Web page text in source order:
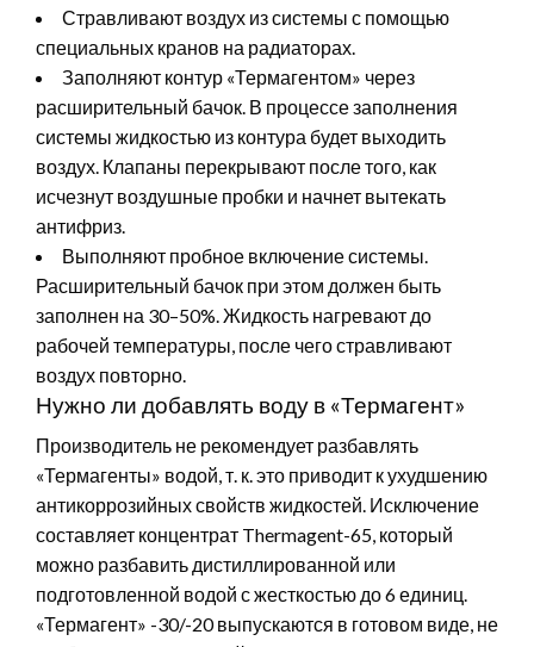
Стравливают воздух из системы с помощью
специальных кранов на радиаторах.
Заполняют контур «Термагентом» через
расширительный бачок. В процессе заполнения
системы жидкостью из контура будет выходить
воздух. Клапаны перекрывают после того, как
исчезнут воздушные пробки и начнет вытекать
антифриз.
Выполняют пробное включение системы.
Расширительный бачок при этом должен быть
заполнен на 30–50%. Жидкость нагревают до
рабочей температуры, после чего стравливают
воздух повторно.
Нужно ли добавлять воду в «Термагент»
Производитель не рекомендует разбавлять
«Термагенты» водой, т. к. это приводит к ухудшению
антикоррозийных свойств жидкостей. Исключение
составляет концентрат Thermagent-65, который
можно разбавить дистиллированной или
подготовленной водой с жесткостью до 6 единиц.
«Термагент» -30/-20 выпускаются в готовом виде, не